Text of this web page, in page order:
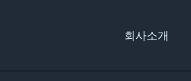
회사소개